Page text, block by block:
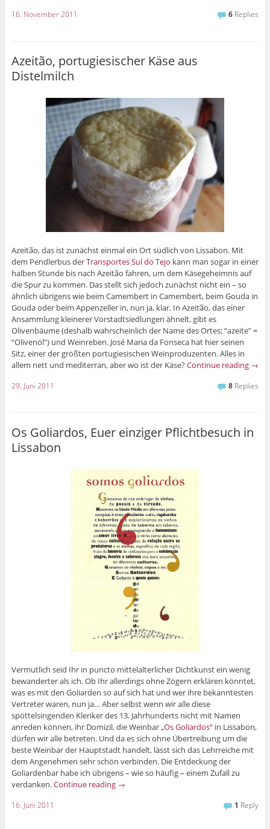
16. November 2011 6 Replies
Azeitão, portugiesischer Käse aus
Distelmilch
Azeitão, das ist zunächst einmal ein Ort südlich von Lissabon. Mit
dem Pendlerbus derTransportes Sul do Tejo kann man sogar in einer
halben Stunde bis nach Azeitão fahren, um dem Käsegeheimnis auf
die Spur zu kommen. Das stellt sich jedoch zunächst nicht ein – so
ähnlich übrigens wie beim Camembert in Camembert, beim Gouda in
Gouda oder beim Appenzeller in, nun ja, klar. In Azeitão, das einer
Ansammlung kleinerer Vorstadtsiedlungen ähnelt, gibt es
Olivenbäume (deshalb wahrscheinlich der Name des Ortes; “azeite” =
“Olivenöl”) und Weinreben. José Maria da Fonseca hat hier seinen
Sitz, einer der größten portugiesischen Weinproduzenten. Alles in
allem nett und mediterran, aber wo ist der Käse?Continue reading →
29. Juni 2011 8 Replies
Os Goliardos, Euer einziger Pflichtbesuch in
Lissabon
Vermutlich seid Ihr in puncto mittelalterlicher Dichtkunst ein wenig
bewanderter als ich. Ob Ihr allerdings ohne Zögern erklären könntet,
was es mit den Goliarden so auf sich hat und wer ihre bekanntesten
Vertreter waren, nun ja… Aber selbst wenn wir alle diese
spöttelsingenden Kleriker des 13. Jahrhunderts nicht mit Namen
anreden können, ihr Domizil, die Weinbar „Os Goliardos“ in Lissabon,
dürfen wir alle betreten. Und da es sich ohne Übertreibung um die
beste Weinbar der Hauptstadt handelt, lässt sich das Lehrreiche mit
dem Angenehmen sehr schön verbinden. Die Entdeckung der
Goliardenbar habe ich übrigens – wie so häufig – einem Zufall zu
verdanken.Continue reading →
16. Juni 2011 1 Reply